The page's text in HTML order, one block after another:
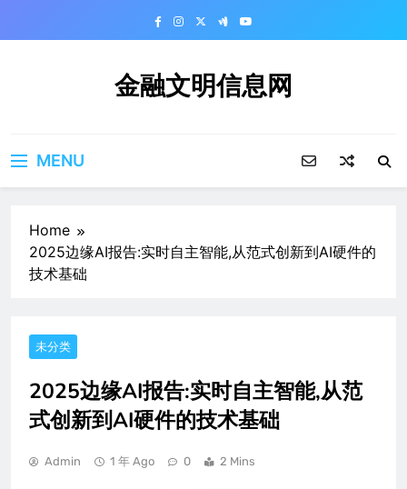
金融文明信息网
MENU
Home
2025边缘AI报告:实时自主智能,从范式创新到AI硬件的
技术基础
未分类
2025边缘AI报告:实时自主智能,从范
式创新到AI硬件的技术基础
Admin 1 年 Ago 0 2 Mins